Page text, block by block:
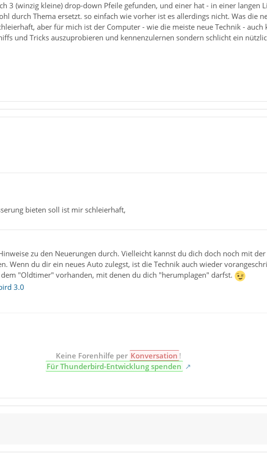
3 (winzig kleine) drop-down Pfeile gefunden, und einer hat - in einer langen
durch Thema ersetzt. so einfach wie vorher ist es allerdings nicht. Was die
aber für mich ist der Computer - wie die meiste neue Technik - auch
und Tricks auszuprobieren und kennenzulernen sondern schlicht ein
bieten soll ist mir schleierhaft,
zu den Neuerungen durch. Vielleicht kannst du dich doch noch mit
Wenn du dir ein neues Auto zulegst, ist die Technik auch wieder
"Oldtimer" vorhanden, mit denen du dich "herumplagen" darfst.
3.0
Keine Forenhilfe per Konversation !
Für Thunderbird-Entwicklung spenden